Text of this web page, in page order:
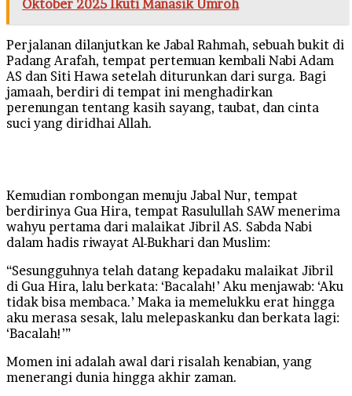
Oktober 2025 Ikuti Manasik Umroh
Perjalanan dilanjutkan ke Jabal Rahmah, sebuah bukit di
Padang Arafah, tempat pertemuan kembali Nabi Adam
AS dan Siti Hawa setelah diturunkan dari surga. Bagi
jamaah, berdiri di tempat ini menghadirkan
perenungan tentang kasih sayang, taubat, dan cinta
suci yang diridhai Allah.
Kemudian rombongan menuju Jabal Nur, tempat
berdirinya Gua Hira, tempat Rasulullah SAW menerima
wahyu pertama dari malaikat Jibril AS. Sabda Nabi
dalam hadis riwayat Al-Bukhari dan Muslim:
“Sesungguhnya telah datang kepadaku malaikat Jibril
di Gua Hira, lalu berkata: ‘Bacalah!’ Aku menjawab: ‘Aku
tidak bisa membaca.’ Maka ia memelukku erat hingga
aku merasa sesak, lalu melepaskanku dan berkata lagi:
‘Bacalah!’”
Momen ini adalah awal dari risalah kenabian, yang
menerangi dunia hingga akhir zaman.